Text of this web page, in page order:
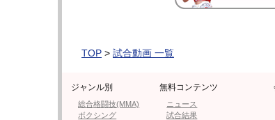
TOP > 試合動画 一覧
ジャンル別
総合格闘技(MMA)
ボクシング
無料コンテンツ
ニュース
試合結果